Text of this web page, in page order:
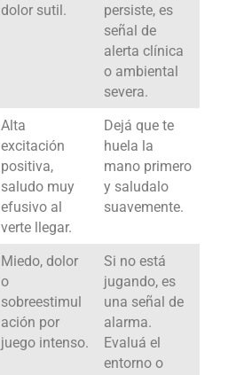
dolor sutil.
persiste, es
señal de
alerta clínica
o ambiental
severa.
Alta
excitación
positiva,
saludo muy
efusivo al
verte llegar.
Dejá que te
huela la
mano primero
y saludalo
suavemente.
Miedo, dolor
o
sobreestimul
ación por
juego intenso.
Si no está
jugando, es
una señal de
alarma.
Evaluá el
entorno o